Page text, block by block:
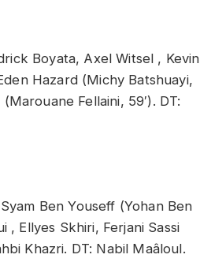
Boyata, Axel Witsel , Kevin
Hazard (Michy Batshuayi,
Fellaini, 59′). DT:
Ben Youseff (Yohan Ben
, Ellyes Skhiri, Ferjani Sassi
Khazri. DT: Nabil Maâloul.